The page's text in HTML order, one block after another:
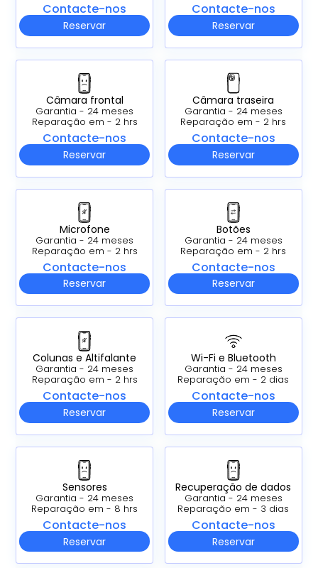
Contacte-nos
Reservar
Contacte-nos
Reservar
Câmara frontal
Garantia - 24 meses
Reparação em - 2 hrs
Contacte-nos
Reservar
Câmara traseira
Garantia - 24 meses
Reparação em - 2 hrs
Contacte-nos
Reservar
Microfone
Garantia - 24 meses
Reparação em - 2 hrs
Contacte-nos
Reservar
Botões
Garantia - 24 meses
Reparação em - 2 hrs
Contacte-nos
Reservar
Colunas e Altifalante
Garantia - 24 meses
Reparação em - 2 hrs
Contacte-nos
Reservar
Wi-Fi e Bluetooth
Garantia - 24 meses
Reparação em - 2 dias
Contacte-nos
Reservar
Sensores
Garantia - 24 meses
Reparação em - 8 hrs
Contacte-nos
Reservar
Recuperação de dados
Garantia - 24 meses
Reparação em - 3 dias
Contacte-nos
Reservar